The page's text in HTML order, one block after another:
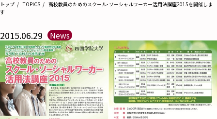
トップ TOPICS
高校教員のためのスクール･ソーシャルワーカー活用法講座2015を開催しま
す
2015.06.29 News